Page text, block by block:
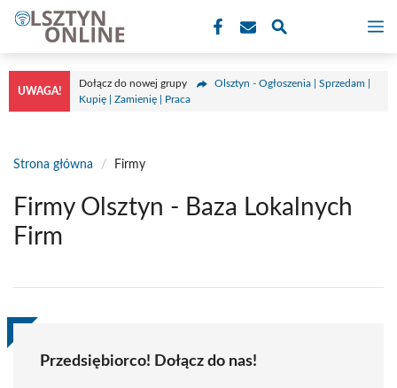
Przejdź
treści
UWAGA!
Dołącz do nowej grupy
Olsztyn - Ogłoszenia | Sprzedam |
Kupię | Zamienię | Praca
Strona główna / Firmy
Firmy Olsztyn - Baza Lokalnych
Firm
Przedsiębiorco! Dołącz do nas!